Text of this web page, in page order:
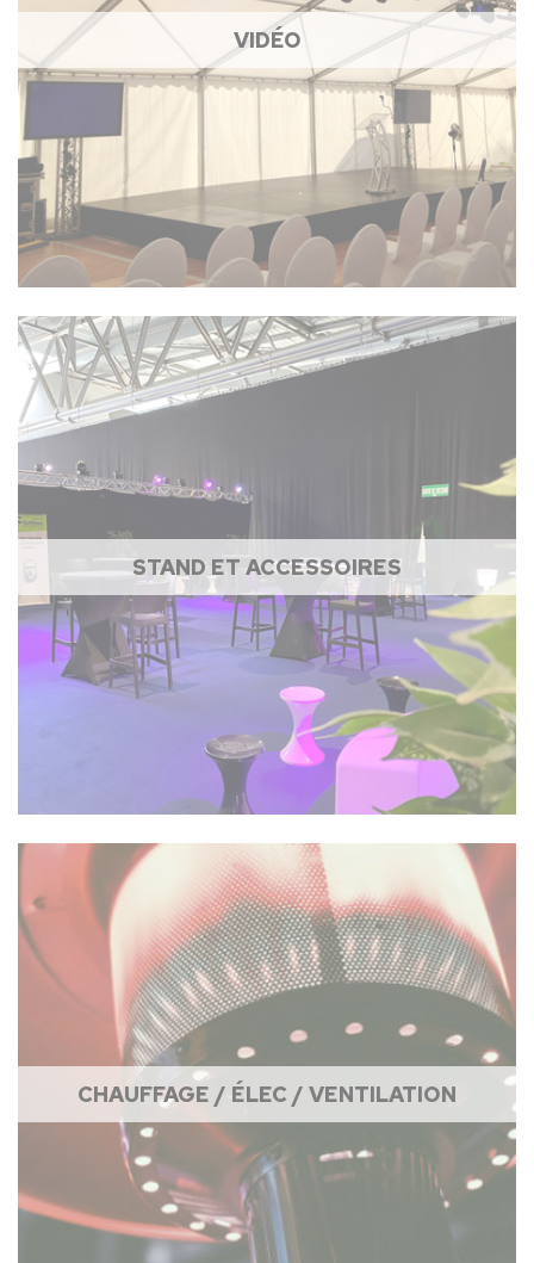
VIDÉO
STAND ET ACCESSOIRES
CHAUFFAGE / ÉLEC / VENTILATION